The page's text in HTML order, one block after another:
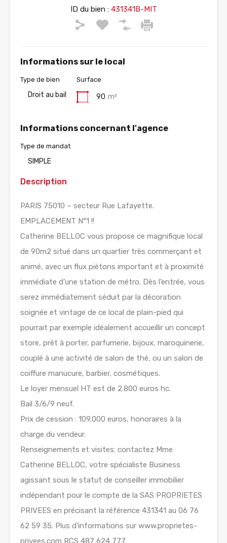
ID du bien :431341B-MIT
Informations sur le local
Type de bien
Droit au bail
Surface
90 m²
Informations concernant l'agence
Type de mandat
SIMPLE
Description
PARIS 75010 – secteur Rue Lafayette.
EMPLACEMENT N°1 !!
Catherine BELLOC vous propose ce magnifique local
de 90m2 situé dans un quartier très commerçant et
animé, avec un flux piétons important et à proximité
immédiate d’une station de métro. Dès l’entrée, vous
serez immédiatement séduit par la décoration
soignée et vintage de ce local de plain-pied qui
pourrait par exemple idéalement accueillir un concept
store, prêt à porter, parfumerie, bijoux, maroquinerie,
couplé à une activité de salon de thé, ou un salon de
coiffure manucure, barbier, cosmétiques.
Le loyer mensuel HT est de 2.800 euros hc.
Bail 3/6/9 neuf.
Prix de cession : 109.000 euros, honoraires à la
charge du vendeur.
Renseignements et visites: contactez Mme
Catherine BELLOC, votre spécialiste Business
agissant sous le statut de conseiller immobilier
indépendant pour le compte de la SAS PROPRIETES
PRIVEES en précisant la référence 431341 au 06 76
62 59 35. Plus d’informations sur www.proprietes-
privees.com RCS 487 624 777